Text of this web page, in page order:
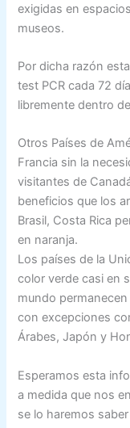
exigidas en
museos.
Por dicha razón
test PCR cada 72
libremente dentro
Otros Países de
Francia sin la
visitantes de
beneficios que los
Brasil, Costa Rica
en naranja.
Los países de la
color verde casi en
mundo
con excepciones
Árabes, Japón y
Esperamos esta
a medida que nos
se lo haremos